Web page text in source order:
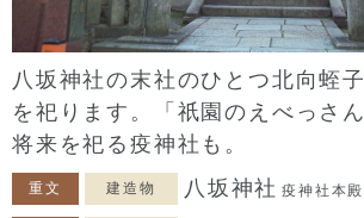
八坂神社の末社のひとつ北向蛭
を祀ります。「祇園のえべっさ
将来を祀る疫神社も。
重文 建造物 八坂神社 疫神社本殿